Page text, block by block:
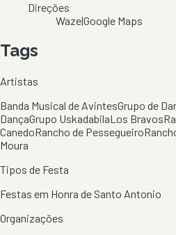
Direções
Waze|Google Maps
Tags
Artistas
Banda Musical de AvintesGrupo de
DançaGrupo UskadabilaLos Bravos
CanedoRancho de Pessegueiro
Moura
Tipos de Festa
Festas em Honra de Santo Antonio
Organizações